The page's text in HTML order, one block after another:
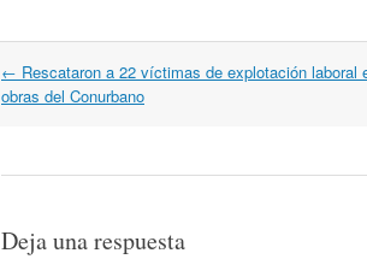
Navegación
por
← Rescataron a 22 víctimas de explotación laboral
obras del Conurbano
Deja una respuesta